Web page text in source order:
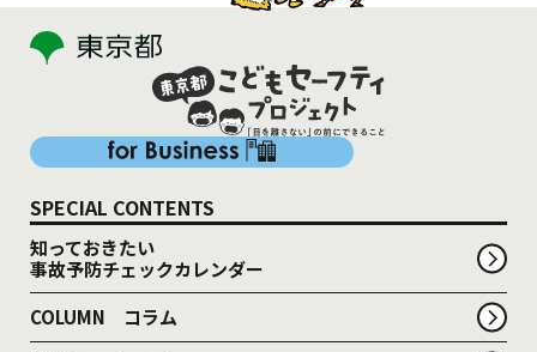
SPECIAL CONTENTS
知っておきたい
事故予防チェックカレンダー
COLUMN コラム